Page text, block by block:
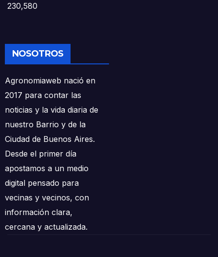
230,580
NOSOTROS
Agronomiaweb nació en
2017 para contar las
noticias y la vida diaria de
nuestro Barrio y de la
Ciudad de Buenos Aires.
Desde el primer día
apostamos a un medio
digital pensado para
vecinas y vecinos, con
información clara,
cercana y actualizada.